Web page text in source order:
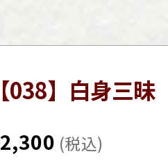
【038】白身三昧
2,300 (税込)